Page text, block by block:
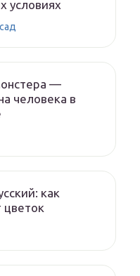
условиях
—
человека в
как
цветок